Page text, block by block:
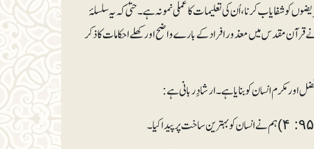
کو شفایاب کرنا، اُن کی تعلیمات کا عملی نمونہ ہے۔ حتیٰ کہ یہ سلسلۂ
نے قرآن مقدس میں معذور افراد کے بارے واضح اور کھلے احکامات کا ذکر
مکرم انسان کو بنایا ہے۔ ارشادِ ربانی ہے:
ہم نے انسان کو بہترین ساخت پر پیدا کیا۔